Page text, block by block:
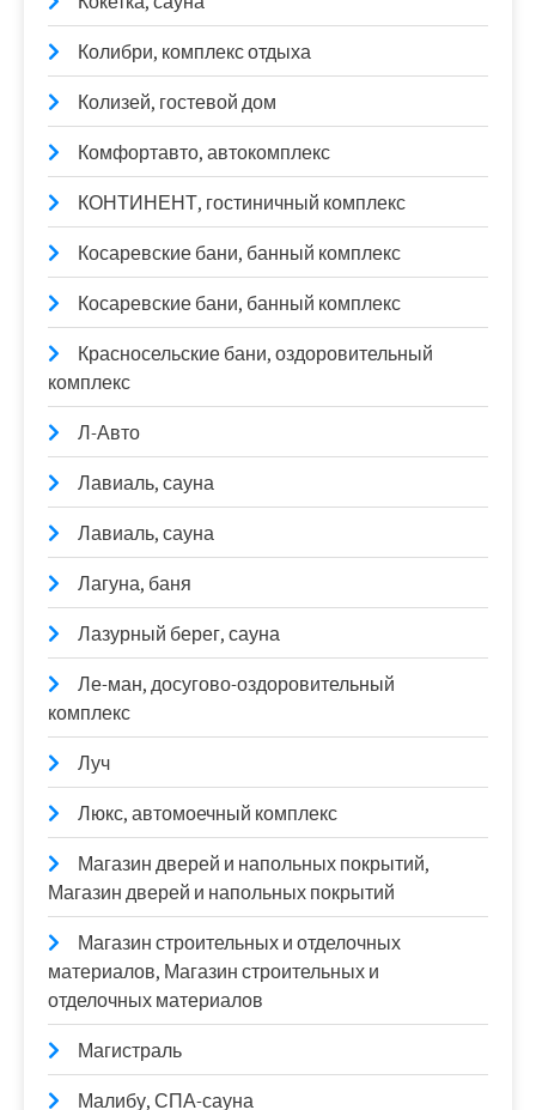
Колибри, комплекс отдыха
Колизей, гостевой дом
Комфортавто, автокомплекс
КОНТИНЕНТ, гостиничный комплекс
Косаревские бани, банный комплекс
Косаревские бани, банный комплекс
Красносельские бани, оздоровительный
комплекс
Л-Авто
Лавиаль, сауна
Лавиаль, сауна
Лагуна, баня
Лазурный берег, сауна
Ле-ман, досугово-оздоровительный
комплекс
Луч
Люкс, автомоечный комплекс
Магазин дверей и напольных покрытий,
Магазин дверей и напольных покрытий
Магазин строительных и отделочных
материалов, Магазин строительных и
отделочных материалов
Магистраль
Малибу, СПА-сауна